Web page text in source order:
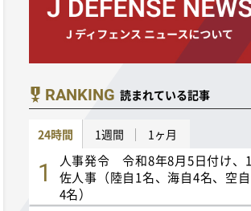
RANKING 読まれている記事
24時間 1週間 1ヶ月
人事発令 令和8年8月5日付け、1
佐人事（陸自1名、海自4名、空自
4名）